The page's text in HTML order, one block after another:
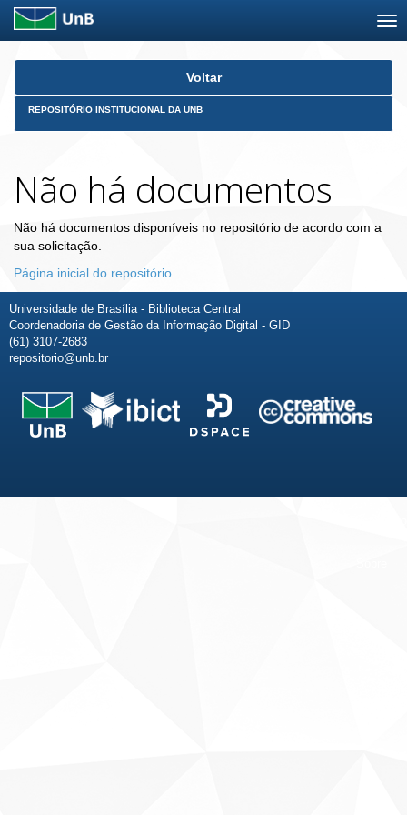
Skip
Voltar
REPOSITÓRIO INSTITUCIONAL DA UNB
Não há documentos
Não há documentos disponíveis no repositório de acordo com a
sua solicitação.
Página inicial do repositório
Universidade de Brasília - Biblioteca Central
Coordenadoria de Gestão da Informação Digital - GID
(61) 3107-2683
repositorio@unb.br